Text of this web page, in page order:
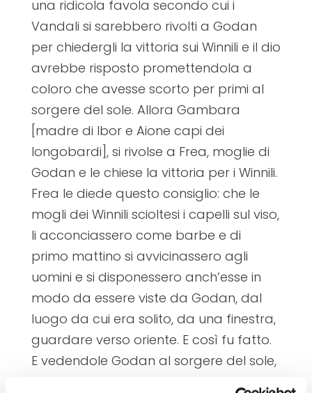
una ridicola favola secondo cui i
Vandali si sarebbero rivolti a Godan
per chiedergli la vittoria sui Winnili e il dio
avrebbe risposto promettendola a
coloro che avesse scorto per primi al
sorgere del sole. Allora Gambara
[madre di Ibor e Aione capi dei
longobardi], si rivolse a Frea, moglie di
Godan e le chiese la vittoria per i Winnili.
Frea le diede questo consiglio: che le
mogli dei Winnili scioltesi i capelli sul viso,
li acconciassero come barbe e di
primo mattino si avvicinassero agli
uomini e si disponessero anch’esse in
modo da essere viste da Godan, dal
luogo da cui era solito, da una finestra,
guardare verso oriente. E così fu fatto.
E vedendole Godan al sorgere del sole,